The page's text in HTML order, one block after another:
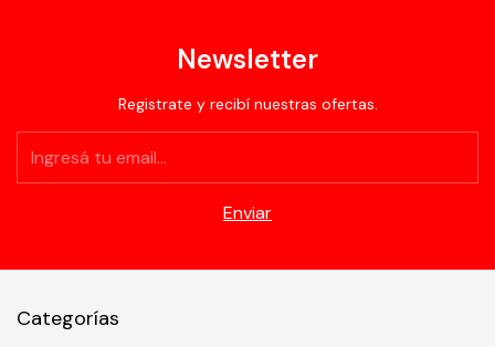
Newsletter
Registrate y recibí nuestras ofertas.
Categorías